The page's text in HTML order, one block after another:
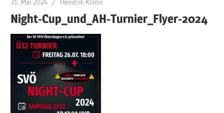
31. Mai 2024 Hendrik Klohn
Night-Cup_und_AH-Turnier_Flyer-2024